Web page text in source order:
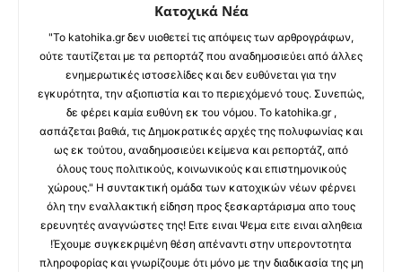
Κατοχικά Νέα
"Το katohika.gr δεν υιοθετεί τις απόψεις των αρθρογράφων,
ούτε ταυτίζεται με τα ρεπορτάζ που αναδημοσιεύει από άλλες
ενημερωτικές ιστοσελίδες και δεν ευθύνεται για την
εγκυρότητα, την αξιοπιστία και το περιεχόμενό τους. Συνεπώς,
δε φέρει καμία ευθύνη εκ του νόμου. Το katohika.gr ,
ασπάζεται βαθιά, τις Δημοκρατικές αρχές της πολυφωνίας και
ως εκ τούτου, αναδημοσιεύει κείμενα και ρεπορτάζ, από
όλους τους πολιτικούς, κοινωνικούς και επιστημονικούς
χώρους." Η συντακτική ομάδα των κατοχικών νέων φέρνει
όλη την εναλλακτική είδηση προς ξεσκαρτάρισμα απο τους
ερευνητές αναγνώστες της! Ειτε ειναι Ψεμα ειτε ειναι αληθεια
!Έχουμε συγκεκριμένη θέση απέναντι στην υπεροντοτητα
πληροφορίας και γνωρίζουμε ότι μόνο με την διαδικασία της μη